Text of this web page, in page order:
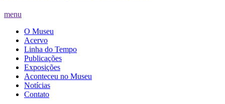
menu
O Museu
Acervo
Linha do Tempo
Publicações
Exposições
Aconteceu no Museu
Notícias
Contato